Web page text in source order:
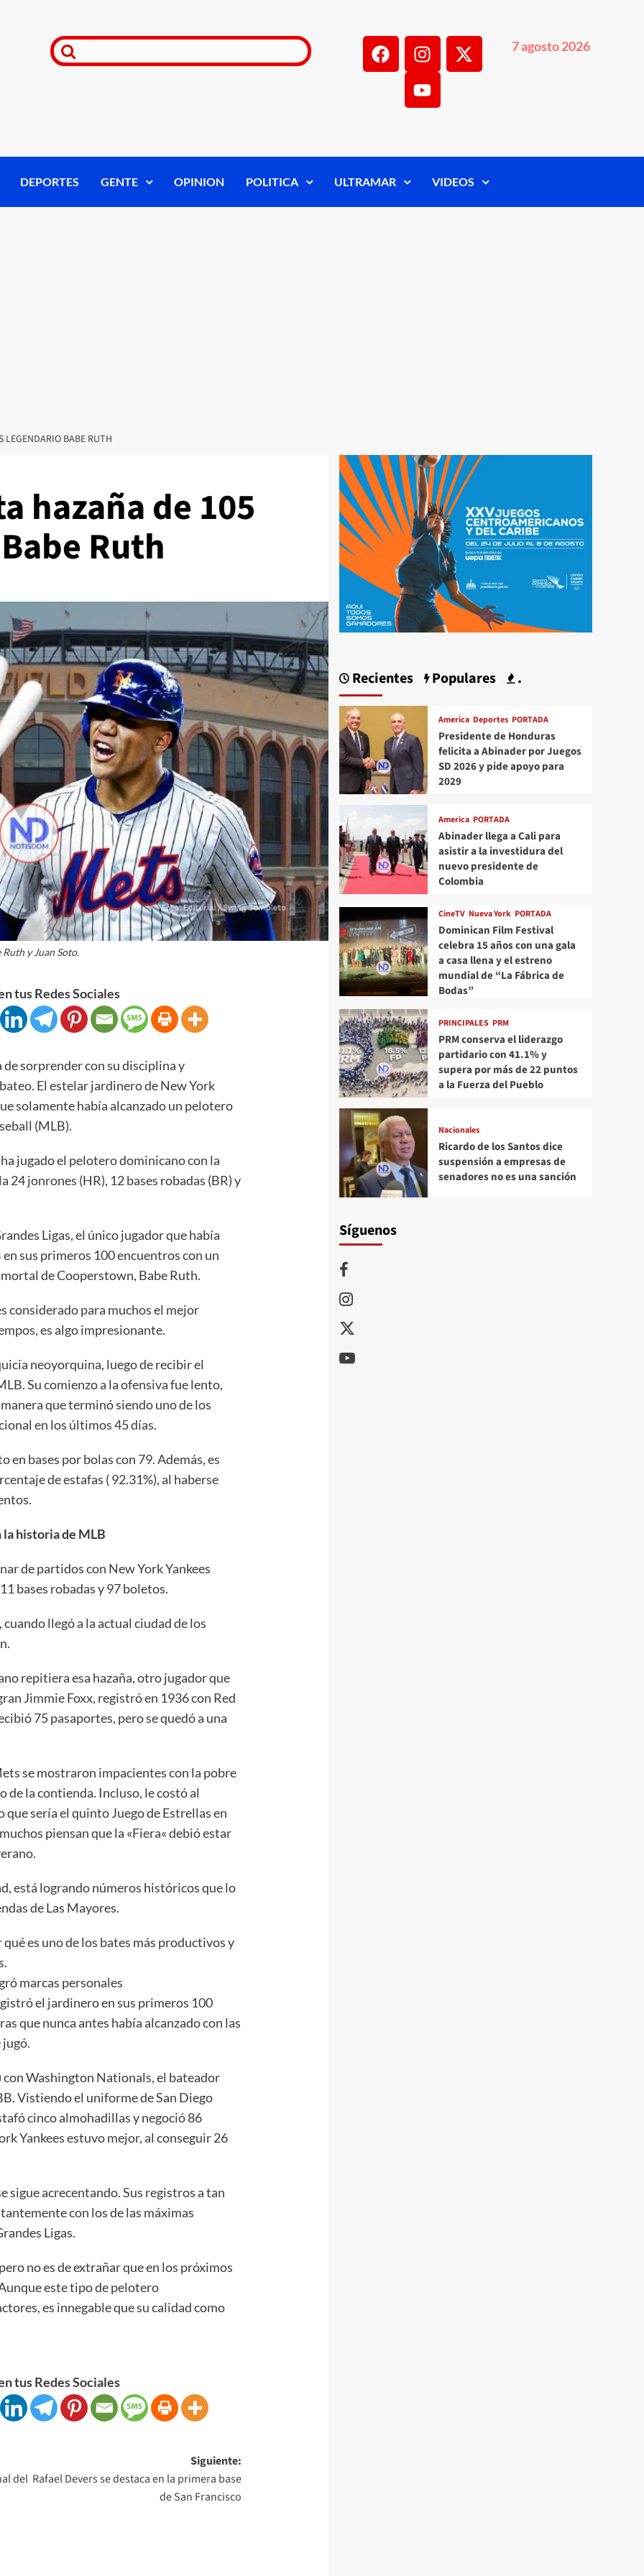
7 agosto 2026
DEPORTES GENTE OPINION POLITICA ULTRAMAR VIDEOS
LEGENDARIO BABE RUTH
hazaña de 105
Ruth
Ruth y Juan Soto.
tus Redes Sociales
de sorprender con su disciplina y
El estelar jardinero de New York
solamente había alcanzado un pelotero
(MLB).
jugado el pelotero dominicano con la
jonrones (HR), 12 bases robadas (BR) y
Ligas, el único jugador que había
sus primeros 100 encuentros con un
de Cooperstown, Babe Ruth.
considerado para muchos el mejor
es algo impresionante.
neoyorquina, luego de recibir el
Su comienzo a la ofensiva fue lento,
que terminó siendo uno de los
en los últimos 45 días.
bases por bolas con 79. Además, es
de estafas ( 92.31%), al haberse
la historia de MLB
de partidos con New York Yankees
bases robadas y 97 boletos.
llegó a la actual ciudad de los
repitiera esa hazaña, otro jugador que
Jimmie Foxx, registró en 1936 con Red
75 pasaportes, pero se quedó a una
se mostraron impacientes con la pobre
la contienda. Incluso, le costó al
sería el quinto Juego de Estrellas en
piensan que la «Fiera« debió estar
está logrando números históricos que lo
de Las Mayores.
es uno de los bates más productivos y
marcas personales
el jardinero en sus primeros 100
que nunca antes había alcanzado con las
con Washington Nationals, el bateador
Vistiendo el uniforme de San Diego
cinco almohadillas y negoció 86
Yankees estuvo mejor, al conseguir 26
sigue acrecentando. Sus registros a tan
con los de las máximas
Ligas.
no es de extrañar que en los próximos
este tipo de pelotero
es innegable que su calidad como
tus Redes Sociales
del
Siguiente:
Rafael Devers se destaca en la primera base
de San Francisco
Recientes Populares .
America Deportes PORTADA
Presidente de Honduras
felicita a Abinader por Juegos
SD 2026 y pide apoyo para
2029
America PORTADA
Abinader llega a Cali para
asistir a la investidura del
nuevo presidente de
Colombia
CineTV Nueva York PORTADA
Dominican Film Festival
celebra 15 años con una gala
a casa llena y el estreno
mundial de “La Fábrica de
Bodas”
PRINCIPALES PRM
PRM conserva el liderazgo
partidario con 41.1% y
supera por más de 22 puntos
a la Fuerza del Pueblo
Nacionales
Ricardo de los Santos dice
suspensión a empresas de
senadores no es una sanción
Síguenos